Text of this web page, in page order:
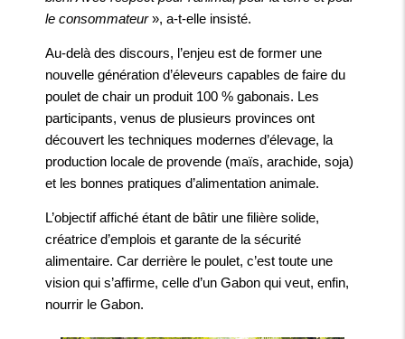
le consommateur», a-t-elle insisté.
Au-delà des discours, l’enjeu est de former une
nouvelle génération d’éleveurs capables de faire du
poulet de chair un produit 100 % gabonais. Les
participants, venus de plusieurs provinces ont
découvert les techniques modernes d’élevage, la
production locale de provende (maïs, arachide, soja)
et les bonnes pratiques d’alimentation animale.
L’objectif affiché étant de bâtir une filière solide,
créatrice d’emplois et garante de la sécurité
alimentaire. Car derrière le poulet, c’est toute une
vision qui s’affirme, celle d’un Gabon qui veut, enfin,
nourrir le Gabon.